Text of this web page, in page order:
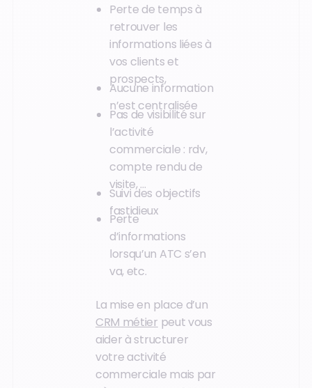
Perte de temps à
retrouver les
informations liées à
vos clients et
prospects,
Aucune information
n’est centralisée
Pas de visibilité sur
l’activité
commerciale : rdv,
compte rendu de
visite, …
Suivi des objectifs
fastidieux
Perte
d’informations
lorsqu’un ATC s’en
va, etc.
La mise en place d’un
CRM métier peut vous
aider à structurer
votre activité
commerciale mais par